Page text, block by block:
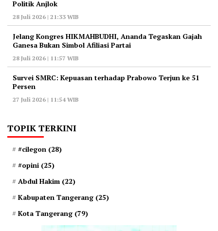
Politik Anjlok
28 Juli 2026 | 21:33 WIB
‎Jelang Kongres HIKMAHBUDHI, Ananda Tegaskan Gajah
Ganesa Bukan Simbol Afiliasi Partai
28 Juli 2026 | 11:57 WIB
‎Survei SMRC: Kepuasan terhadap Prabowo Terjun ke 51
Persen
27 Juli 2026 | 11:54 WIB
TOPIK TERKINI
#cilegon (28)
#opini (25)
Abdul Hakim (22)
Kabupaten Tangerang (25)
Kota Tangerang (79)